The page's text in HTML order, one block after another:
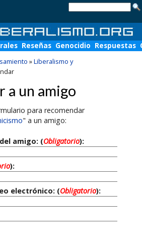
Reseñas Genocidio Respuestas
»Liberalismo y
a un amigo
para recomendar
" a un amigo:
amigo: (Obligatorio):
):
electrónico: (Obligatorio):